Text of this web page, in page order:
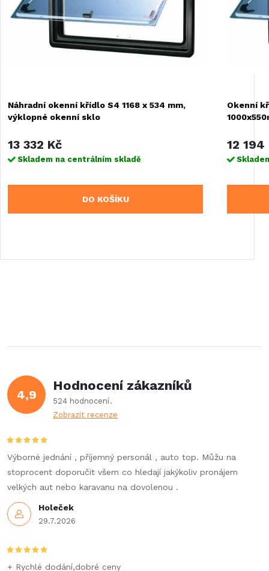
Náhradní okenní křídlo S4 1168 x 534 mm,
výklopné okenní sklo
13 332 Kč
Skladem na centrálním skladě
DO KOŠÍKU
Okenní
12 194
4,9
Hodnocení zákazníků
524 hodnocení
Zobrazit recenze
Holeček
29.7.2026
Výborné jednání , příjemný personál , auto top. Můžu na
stoprocent doporučit všem co hledají jakýkoliv pronájem
velkých aut nebo karavanu na dovolenou .
+ Rychlé dodání,dobré ceny